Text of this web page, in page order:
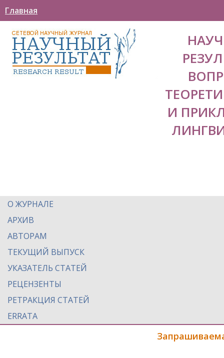
Главная
И
О ЖУРНАЛЕ
АРХИВ
АВТОРАМ
ТЕКУЩИЙ ВЫПУСК
УКАЗАТЕЛЬ СТАТЕЙ
РЕЦЕНЗЕНТЫ
РЕТРАКЦИЯ СТАТЕЙ
ERRATA